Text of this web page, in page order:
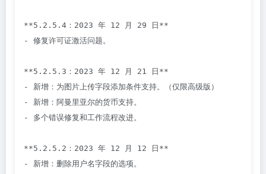
**5.2.5.4：2023 年 12 月 29 日**
- 修复许可证激活问题。
**5.2.5.3：2023 年 12 月 21 日**
- 新增：为图片上传字段添加条件支持。（仅限高级版）
- 新增：阿曼里亚尔的货币支持。
- 多个错误修复和工作流程改进。
**5.2.5.2：2023 年 12 月 12 日**
- 新增：删除用户名字段的选项。